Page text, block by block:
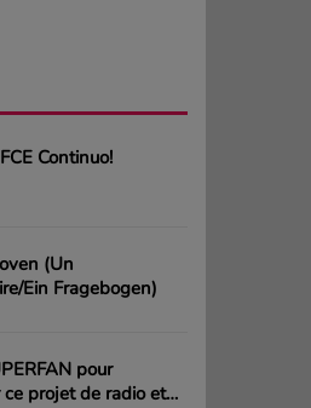
Continuo!
(Un
Ein Fragebogen)
pour
projet de radio et